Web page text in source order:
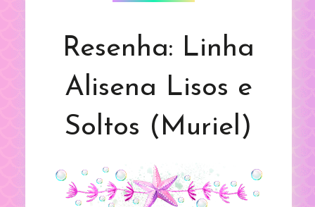
Resenha: Linha
Alisena Lisos e
Soltos (Muriel)